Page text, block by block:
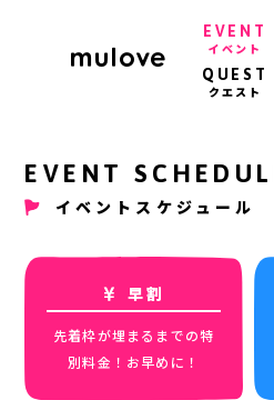
EVENT
イベント
QUEST
クエスト
EVENT
イベントスケジュール
早割
先着枠が埋まるまでの特
別料金！お早めに！